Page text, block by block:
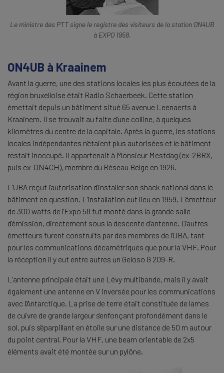
Le ministre des PTT signe le registre des visiteurs de la station ON4UB
à EXPO 1958.
ON4UB à Kraainem
Avant la guerre, une des stations locales les plus écoutées de la
région bruxelloise était Radio Schaerbeek. Cette station
émettait depuis un bâtiment situé 65 avenue Leenaerts à
Kraainem. Il se trouvait au faite d'une colline, à quelques
kilomètres du centre de la capitale. Après la guerre, les stations
locales indépendantes n'étaient plus autorisées et le bâtiment
restait inoccupé. Il appartenait à Monsieur Mestdag (ex-2BRX,
puis ex-ON4CH), membre du Réseau Belge en 1926.
L'UBA reçut l'autorisation d'installer son shack national dans le
bâtiment en question. L'installation eut lieu en 1959. L'émetteur
de 300 watts de l'Expo 58 fut monté dans la grande salle
d'émission, directement sous la descente d'antenne. D'autres
émetteurs furent construits par des membres de l'UBA, tant
pour les communications décamétriques que pour la VHF. Pour
la réception il y eut entre autres un Geloso G 209-R.
L'antenne principale était une Lévy multibande, mais il y avait
également une antenne en V inversée pour les communications
avec l'Antarctique. La prise de terre était constituée de lames
de cuivre de grande largeur s'enfonçant profondément dans le
sol, puis s'éparpillant en étoile sur une distance de 50 m autour
du point central. Pour la VHF, une beam orientable de 2x5
éléments avait été montée sur un pylône.